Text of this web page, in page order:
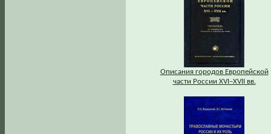
Описания городов Европейской
части России XVI–XVII вв.